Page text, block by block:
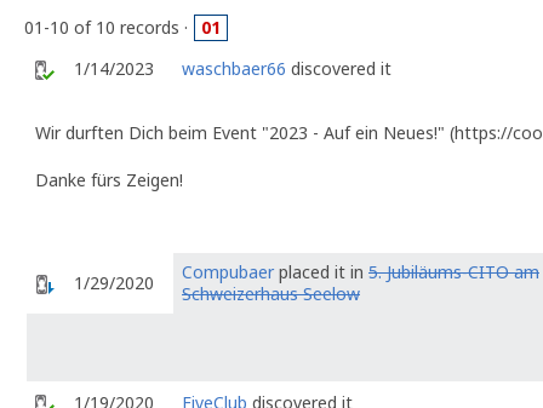
01-10 of 10 records ·
01
1/14/2023
waschbaer66 discovered it
Wir durften Dich beim Event "2023 - Auf ein Neues!" (https://
Danke fürs Zeigen!
1/29/2020 Compubaer placed it in 5. Jubiläums-CITO am
Schweizerhaus Seelow
1/19/2020 FiveClub discovered it